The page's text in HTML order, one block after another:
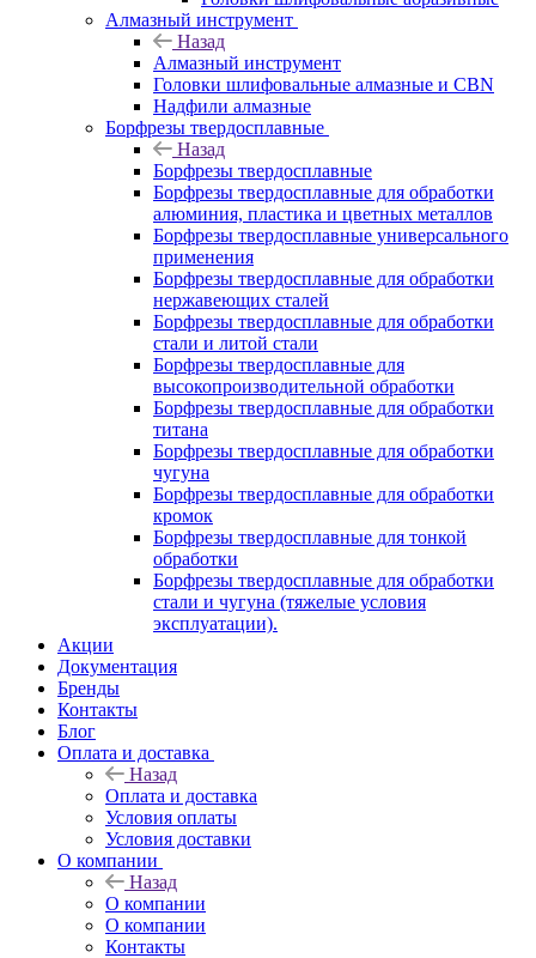
Алмазный инструмент
Назад
Алмазный инструмент
Головки шлифовальные алмазные и CBN
Надфили алмазные
Борфрезы твердосплавные
Назад
Борфрезы твердосплавные
Борфрезы твердосплавные для обработки
алюминия, пластика и цветных металлов
Борфрезы твердосплавные универсального
применения
Борфрезы твердосплавные для обработки
нержавеющих сталей
Борфрезы твердосплавные для обработки
стали и литой стали
Борфрезы твердосплавные для
высокопроизводительной обработки
Борфрезы твердосплавные для обработки
титана
Борфрезы твердосплавные для обработки
чугуна
Борфрезы твердосплавные для обработки
кромок
Борфрезы твердосплавные для тонкой
обработки
Борфрезы твердосплавные для обработки
стали и чугуна (тяжелые условия
эксплуатации).
Акции
Документация
Бренды
Контакты
Блог
Оплата и доставка
Назад
Оплата и доставка
Условия оплаты
Условия доставки
О компании
Назад
О компании
О компании
Контакты